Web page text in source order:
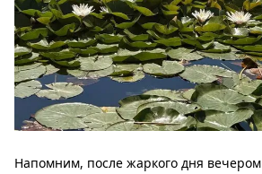
Напомним, после жаркого дня вечером